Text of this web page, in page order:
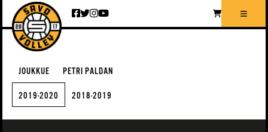
Siirry sisältöön
JOUKKUE PETRI PALDAN
2019-2020 2018-2019